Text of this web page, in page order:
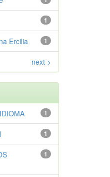
1
1
Ercilia
next >
1
1
1